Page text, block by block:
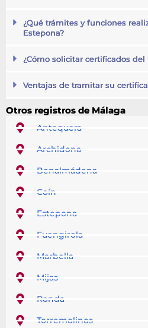
¿Qué trámites y funciones
Estepona?
¿Cómo solicitar certificados
Ventajas de tramitar su
Otros registros de Málaga
Antequera
Archidona
Benalmádena
Coín
Estepona
Fuengirola
Marbella
Mijas
Ronda
Torremolinos